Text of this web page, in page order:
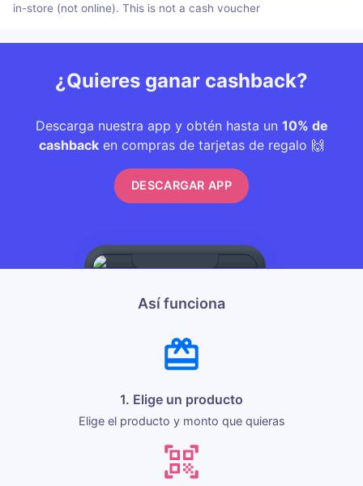
in-store (not online). This is not a cash voucher
¿Quieres ganar cashback?
Descarga nuestra app y obtén hasta un 10% de
cashback en compras de tarjetas de regalo 🙌
DESCARGAR APP
Así funciona
1. Elige un producto
Elige el producto y monto que quieras